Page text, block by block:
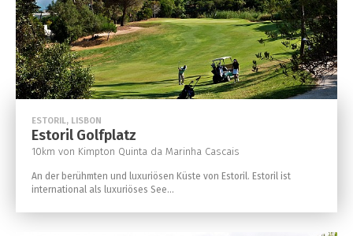
ESTORIL, LISBON
Estoril Golfplatz
10km von Kimpton Quinta da Marinha Cascais
An der berühmten und luxuriösen Küste von Estoril. Estoril ist
international als luxuriöses See...